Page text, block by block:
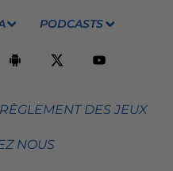
PODCASTS
RÈGLEMENT DES JEUX
NOUS